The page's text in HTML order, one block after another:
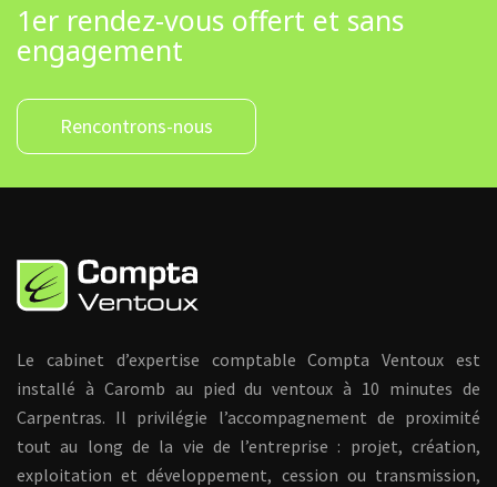
1er rendez-vous offert et sans
engagement
Rencontrons-nous
Le cabinet d’expertise comptable Compta Ventoux est
installé à Caromb au pied du ventoux à 10 minutes de
Carpentras. Il privilégie l’accompagnement de proximité
tout au long de la vie de l’entreprise : projet, création,
exploitation et développement, cession ou transmission,